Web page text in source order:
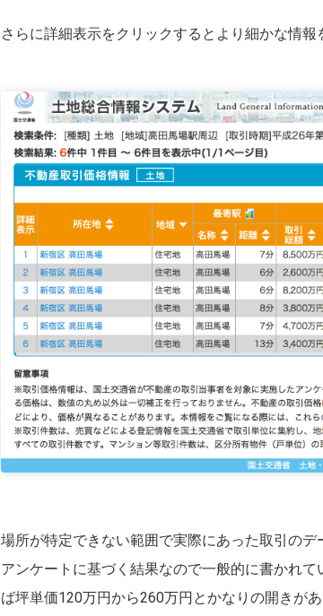
さらに詳細表示をクリックするとより細かな情報
場所が特定できない範囲で実際にあった取引のデ
アンケートに基づく結果なので一般的に書かれ
ば坪単価120万円から260万円とかなりの開きがあ